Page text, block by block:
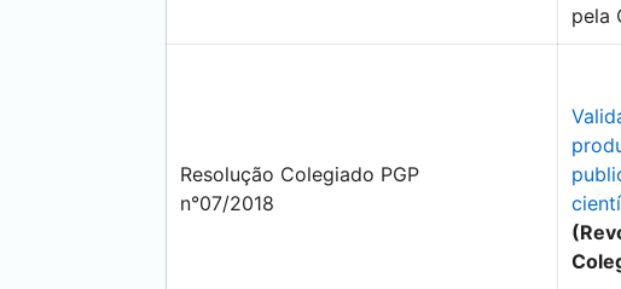
pela
Resolução Colegiado PGP
n°07/2018